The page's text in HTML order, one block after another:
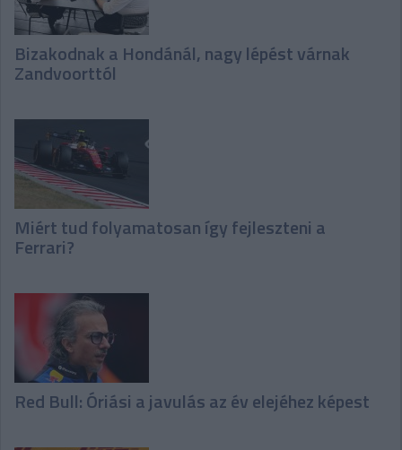
Bizakodnak a Hondánál, nagy lépést várnak
Zandvoorttól
Miért tud folyamatosan így fejleszteni a
Ferrari?
Red Bull: Óriási a javulás az év elejéhez képest